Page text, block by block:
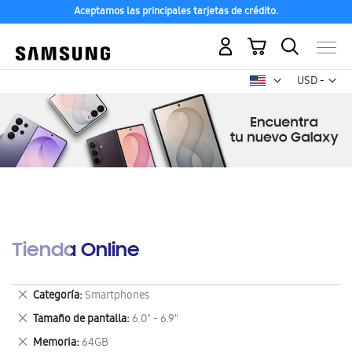
Aceptamos las principales tarjetas de crédito.
USD -
dólar
Mi carrito
Tienda Online
Categoría Smartphones
Eliminar
este
artículo
Tamaño de pantalla 6.0" - 6.9"
Eliminar
este
Memoria 64GB
Eliminar